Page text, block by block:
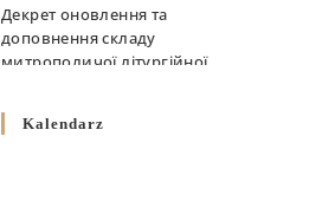
Декрет оновлення та
доповнення складу
митрополичої літургійної
10 GRUDNIA 2025
Kalendarz